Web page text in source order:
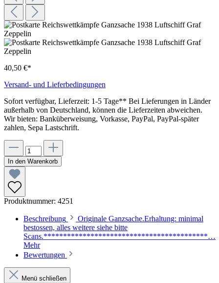
40,50 €*
Versand- und Lieferbedingungen
Sofort verfügbar, Lieferzeit: 1-5 Tage** Bei Lieferungen in Länder
außerhalb von Deutschland, können die Lieferzeiten abweichen.
Wir bieten: Banküberweisung, Vorkasse, PayPal, PayPal-später
zahlen, Sepa Lastschrift.
In den Warenkorb
Produktnummer: 4251
Beschreibung
Originale Ganzsache.Erhaltung: minimal
bestossen, alles weitere siehe bitte
Scans.******************************************…
Mehr
Bewertungen
Menü schließen